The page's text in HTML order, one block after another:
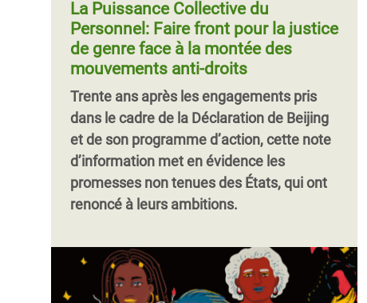
La Puissance Collective du
Personnel: Faire front pour la justice
de genre face à la montée des
mouvements anti-droits
Trente ans après les engagements pris
dans le cadre de la Déclaration de Beijing
et de son programme d’action, cette note
d’information met en évidence les
promesses non tenues des États, qui ont
renoncé à leurs ambitions.